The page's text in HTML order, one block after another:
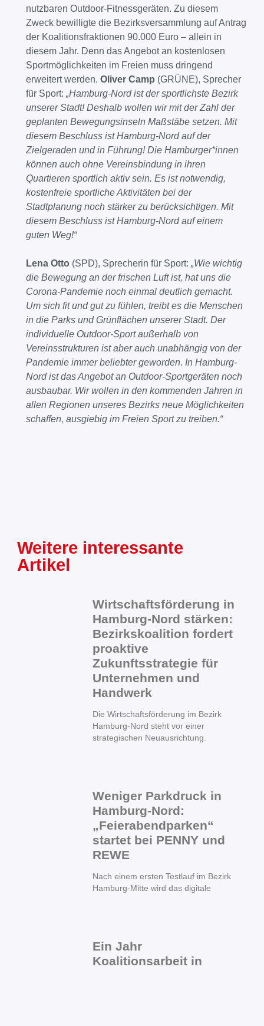
nutzbaren Outdoor-Fitnessgeräten. Zu diesem
Zweck bewilligte die Bezirksversammlung auf Antrag
der Koalitionsfraktionen 90.000 Euro – allein in
diesem Jahr. Denn das Angebot an kostenlosen
Sportmöglichkeiten im Freien muss dringend
erweitert werden. Oliver Camp (GRÜNE), Sprecher
für Sport: „Hamburg-Nord ist der sportlichste Bezirk
unserer Stadt! Deshalb wollen wir mit der Zahl der
geplanten Bewegungsinseln Maßstäbe setzen. Mit
diesem Beschluss ist Hamburg-Nord auf der
Zielgeraden und in Führung! Die Hamburger*innen
können auch ohne Vereinsbindung in ihren
Quartieren sportlich aktiv sein. Es ist notwendig,
kostenfreie sportliche Aktivitäten bei der
Stadtplanung noch stärker zu berücksichtigen. Mit
diesem Beschluss ist Hamburg-Nord auf einem
guten Weg!“
Lena Otto (SPD), Sprecherin für Sport: „Wie wichtig
die Bewegung an der frischen Luft ist, hat uns die
Corona-Pandemie noch einmal deutlich gemacht.
Um sich fit und gut zu fühlen, treibt es die Menschen
in die Parks und Grünflächen unserer Stadt. Der
individuelle Outdoor-Sport außerhalb von
Vereinsstrukturen ist aber auch unabhängig von der
Pandemie immer beliebter geworden. In Hamburg-
Nord ist das Angebot an Outdoor-Sportgeräten noch
ausbaubar. Wir wollen in den kommenden Jahren in
allen Regionen unseres Bezirks neue Möglichkeiten
schaffen, ausgiebig im Freien Sport zu treiben.“
Weitere interessante
Artikel
Wirtschaftsförderung in
Hamburg-Nord stärken:
Bezirkskoalition fordert
proaktive
Zukunftsstrategie für
Unternehmen und
Handwerk
Die Wirtschaftsförderung im Bezirk
Hamburg-Nord steht vor einer
strategischen Neuausrichtung.
Weniger Parkdruck in
Hamburg-Nord:
„Feierabendparken“
startet bei PENNY und
REWE
Nach einem ersten Testlauf im Bezirk
Hamburg-Mitte wird das digitale
Ein Jahr
Koalitionsarbeit in